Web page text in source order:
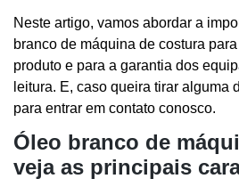
Neste artigo, vamos abordar a
branco de máquina de costura
produto e para a garantia dos
leitura. E, caso queira tirar alguma
para entrar em contato conosco.
Óleo branco de
veja as principais